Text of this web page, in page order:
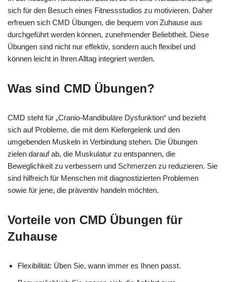
sich für den Besuch eines Fitnessstudios zu motivieren. Daher
erfreuen sich CMD Übungen, die bequem von Zuhause aus
durchgeführt werden können, zunehmender Beliebtheit. Diese
Übungen sind nicht nur effektiv, sondern auch flexibel und
können leicht in Ihren Alltag integriert werden.
Was sind CMD Übungen?
CMD steht für „Cranio-Mandibuläre Dysfunktion“ und bezieht
sich auf Probleme, die mit dem Kiefergelenk und den
umgebenden Muskeln in Verbindung stehen. Die Übungen
zielen darauf ab, die Muskulatur zu entspannen, die
Beweglichkeit zu verbessern und Schmerzen zu reduzieren. Sie
sind hilfreich für Menschen mit diagnostizierten Problemen
sowie für jene, die präventiv handeln möchten.
Vorteile von CMD Übungen für
Zuhause
Flexibilität: Üben Sie, wann immer es Ihnen passt.